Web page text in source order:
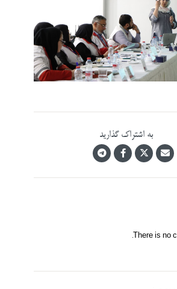
به اشتراک گذارید
There is no